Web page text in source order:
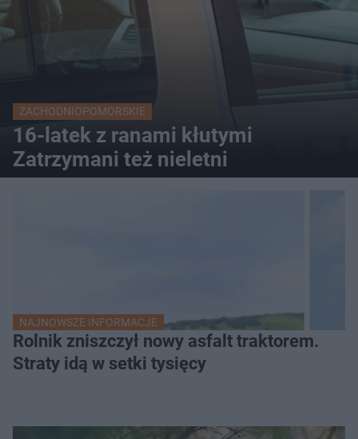
ZACHODNIOPOMORSKIE
16-latek z ranami kłutymi
Zatrzymani też nieletni
NAJNOWSZE INFORMACJE
Rolnik zniszczył nowy asfalt traktorem.
Straty idą w setki tysięcy